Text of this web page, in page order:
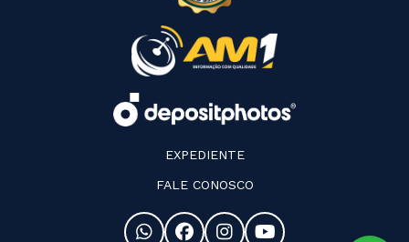
EXPEDIENTE
FALE CONOSCO